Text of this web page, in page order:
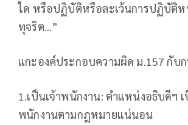
ใด หรือปฏิบัติหรือละเว้นการปฏิบัติห
ทุจริต…”
แกะองค์ประกอบความผิด ม.157 กับ
1.เป็นเจ้าพนักงาน: ตำแหน่งอธิบดีฯ เ
พนักงานตามกฎหมายแน่นอน